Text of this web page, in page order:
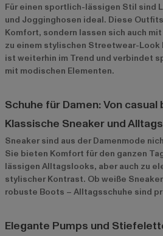
Für einen sportlich-lässigen Stil sind
und Jogginghosen ideal. Diese
Komfort, sondern lassen sich auch
zu einem stylischen Streetwear-
ist weiterhin im Trend und verbindet
mit modischen Elementen.
Schuhe für Damen: Von casual
Klassische Sneaker und
Sneaker sind aus der Damenmode
Sie bieten Komfort für den ganzen
lässigen Alltagslooks, aber auch zu
stylischer Kontrast. Ob weiße
robuste Boots – Alltagsschuhe sind
Elegante Pumps und